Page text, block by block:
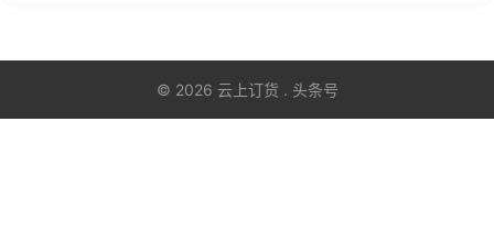
© 2026 云上订货 . 头条号